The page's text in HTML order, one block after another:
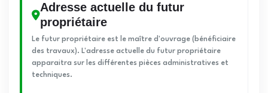
Adresse actuelle du futur
propriétaire
Le futur propriétaire est le maître d'ouvrage (bénéficiaire
des travaux). L'adresse actuelle du futur propriétaire
apparaitra sur les différentes pièces administratives et
techniques.